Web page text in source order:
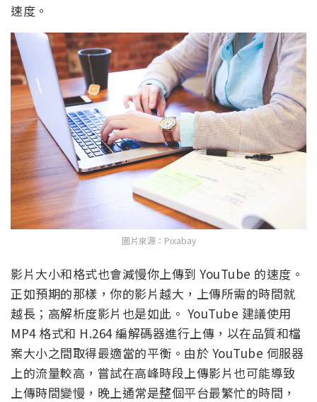
速度。
圖片來源：Pixabay
影片大小和格式也會減慢你上傳到 YouTube 的速度。
正如預期的那樣，你的影片越大，上傳所需的時間就
越長；高解析度影片也是如此。 YouTube 建議使用
MP4 格式和 H.264 編解碼器進行上傳，以在品質和檔
案大小之間取得最適當的平衡。由於 YouTube 伺服器
上的流量較高，嘗試在高峰時段上傳影片也可能導致
上傳時間變慢，晚上通常是整個平台最繁忙的時間，